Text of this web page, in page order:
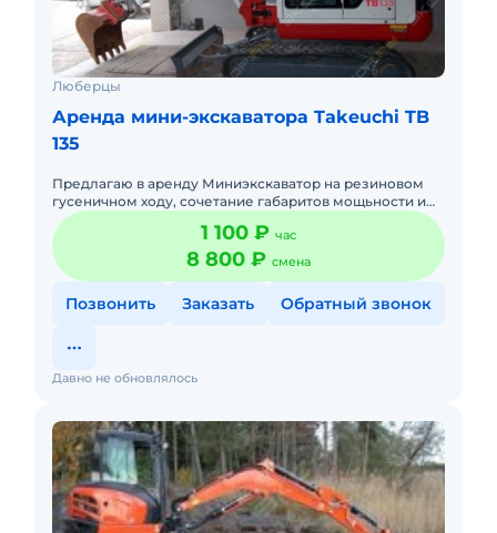
Люберцы
Аренда мини-экскаватора Takeuchi TB
135
Предлагаю в аренду Миниэкскаватор на резиновом
гусеничном ходу, сочетание габаритов мощьности и
многофункциональности данной спецтехники
позволяет выпольнять р1 100 ₽ час
8 800 ₽ смена
Позвонить Заказать Обратный звонок
Давно не обновлялось